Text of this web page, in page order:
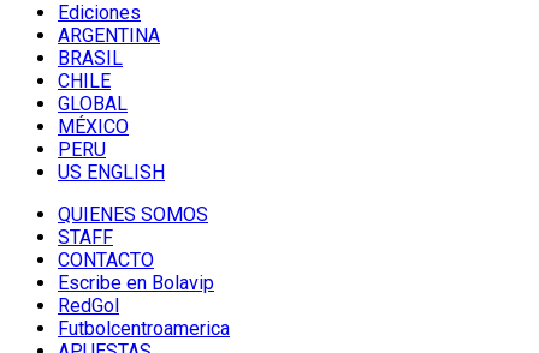
Ediciones
ARGENTINA
BRASIL
CHILE
GLOBAL
MÉXICO
PERU
US ENGLISH
QUIENES SOMOS
STAFF
CONTACTO
Escribe en Bolavip
RedGol
Futbolcentroamerica